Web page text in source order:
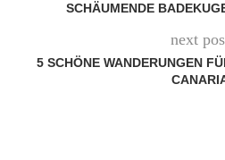
SCHÄUMENDE
next
5 SCHÖNE WANDERUNGEN